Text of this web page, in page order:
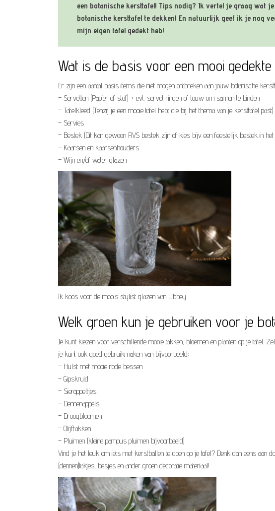
een botanische kersttafel! Tips nodig? Ik vertel je graag wat
botanische kersttafel te dekken! En natuurlijk geef ik je nog
mijn eigen tafel gedekt heb!
Wat is de basis voor een mooi gedekte
Er zijn een aantal basis items die niet mogen ontbreken aan jouw botanische
– Servetten (Papier of stof) + evt. servet ringen of touw om samen te binden
– Tafelkleed (Tenzij je een mooie tafel hebt die bij het thema van je kersttafel past).
– Servies
– Bestek (Dit kan gewoon RVS bestek zijn of kies bijv een feestelijk bestek in
– Kaarsen en kaarsenhouders
– Wijn en/of water glazen
Ik koos voor de moois stylist glazen van Libbey
Welk groen kun je gebruiken voor je
Je kunt kiezen voor verschillende mooie takken, bloemen en planten op je tafel.
je kunt ook goed gebruikmaken van bijvoorbeeld;
– Hulst met mooie rode bessen
– Gipskruid
– Sierappeltjes
– Dennenappels
– Droogbloemen
– Olijftakken
– Pluimen (kleine pampus pluimen bijvoorbeeld)
Vind je het leuk om iets met kerstballen te doen op je tafel? Denk dan eens aan
(dennen)takjes, besjes en ander groen decoratie materiaal!